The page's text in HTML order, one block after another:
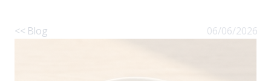
<< Blog 06/06/2026